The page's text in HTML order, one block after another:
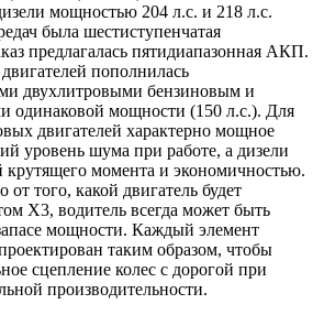
мощностью 204 л.с. и 218 л.с.
была шестиступенчатая
предлагалась пятидиапазонная АКП.
пополнилась
двухлитровыми бензиновым и
одинаковой мощности (150 л.с.). Для
двигателей характерно мощное
уровень шума при работе, а дизели
момента и экономичностью.
того, какой двигатель будет
X3, водитель всегда может быть
мощности. Каждый элемент
таким образом, чтобы
сцепление колес с дорогой при
производительности.